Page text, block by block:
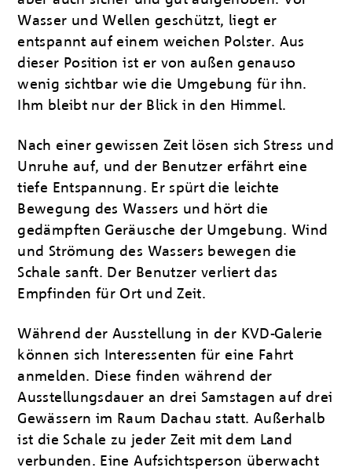
Wasser und Wellen geschützt, liegt er
entspannt auf einem weichen Polster. Aus
dieser Position ist er von außen genauso
wenig sichtbar wie die Umgebung für ihn.
Ihm bleibt nur der Blick in den Himmel.
Nach einer gewissen Zeit lösen sich Stress und
Unruhe auf, und der Benutzer erfährt eine
tiefe Entspannung. Er spürt die leichte
Bewegung des Wassers und hört die
gedämpften Geräusche der Umgebung. Wind
und Strömung des Wassers bewegen die
Schale sanft. Der Benutzer verliert das
Empfinden für Ort und Zeit.
Während der Ausstellung in der KVD-Galerie
können sich Interessenten für eine Fahrt
anmelden. Diese finden während der
Ausstellungsdauer an drei Samstagen auf drei
Gewässern im Raum Dachau statt. Außerhalb
ist die Schale zu jeder Zeit mit dem Land
verbunden. Eine Aufsichtsperson überwacht